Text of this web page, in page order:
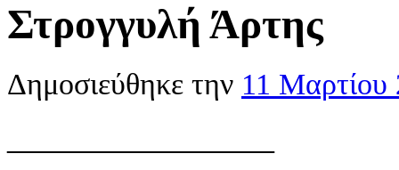
Στρογγυλή Άρτης
Δημοσιεύθηκε την 11 Μαρτίου
———————–